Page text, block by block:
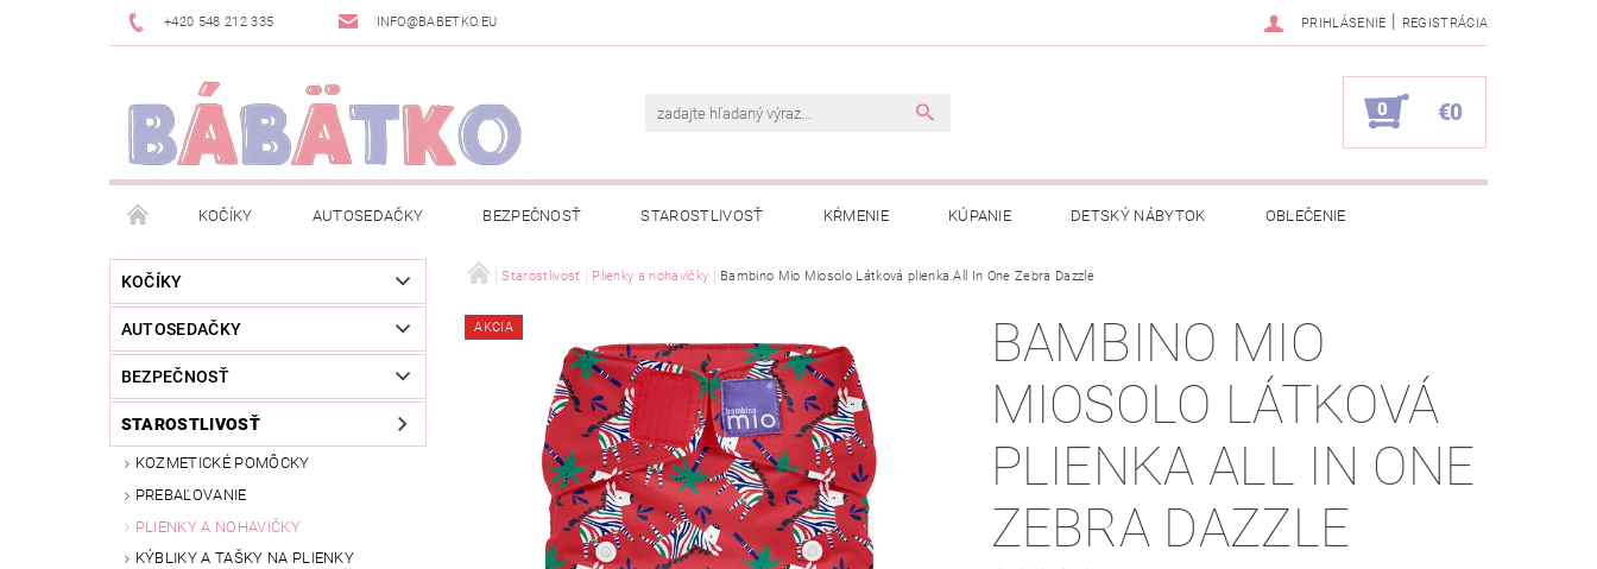
+420 548 212 335 INFO@BABETKO.EU PRIHLÁSENIE | REGISTRÁCIA
0 €0
KOČÍKY AUTOSEDAČKY BEZPEČNOSŤ STAROSTLIVOSŤ KŔMENIE KÚPANIE DETSKÝ NÁBYTOK OBLEČENIE
DOGSPACE POSLEDNÁ ŠANCA OBCHODNÉ PODMIENKY OCHRANA OSOBNÝCH ÚDAJOV
NOVINKY MOJA OBJEDNÁVKA
KOČÍKY
AUTOSEDAČKY
BEZPEČNOSŤ
STAROSTLIVOSŤ
KOZMETICKÉ POMÔCKY
PREBAĽOVANIE
PLIENKY A NOHAVIČKY
KÝBLIKY A TAŠKY NA PLIENKY
Starostlivosť Plienky a nohavičky Bambino Mio Miosolo Látková plienka All In One Zebra Dazzle
AKCIA
BAMBINO MIO
MIOSOLO LÁTKOVÁ
PLIENKA ALL IN ONE
ZEBRA DAZZLE